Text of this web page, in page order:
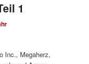
1
Inc., Megaherz,